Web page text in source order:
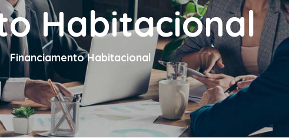
Habitacional
Financiamento Habitacional